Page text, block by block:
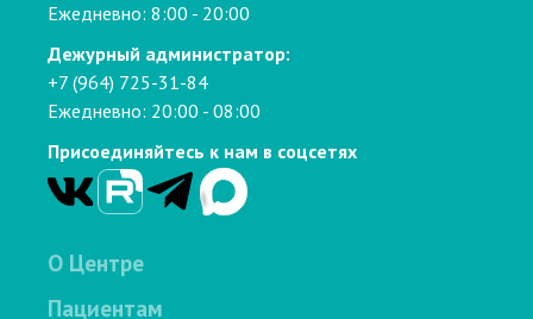
Ежедневно: 8:00 - 20:00
Дежурный администратор:
+7 (964) 725-31-84
Ежедневно: 20:00 - 08:00
Присоединяйтесь к нам в соцсетях
О Центре
Пациентам